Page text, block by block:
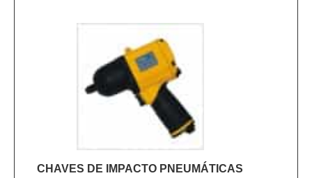
CHAVES DE IMPACTO PNEUMÁTICAS